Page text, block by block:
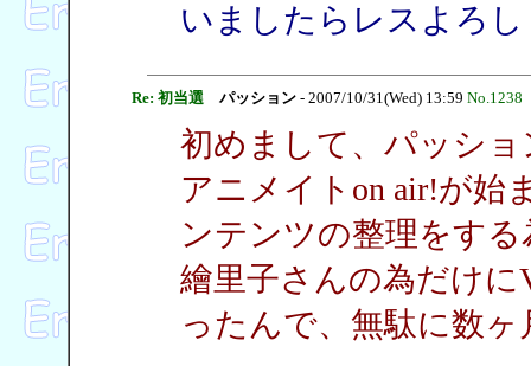
いましたらレスよろし
Re: 初当選 パッション- 2007/10/31(Wed) 13:59 No.1238
初めまして、パッショ
アニメイトon air!が始
ンテンツの整理をす
繪里子さんの為だけ
ったんで、無駄に数